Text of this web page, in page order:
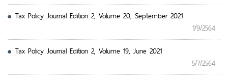
Tax Policy Journal Edition 2, Volume 20, September 2021
1/9/2564
Tax Policy Journal Edition 2, Volume 19, June 2021
5/7/2564